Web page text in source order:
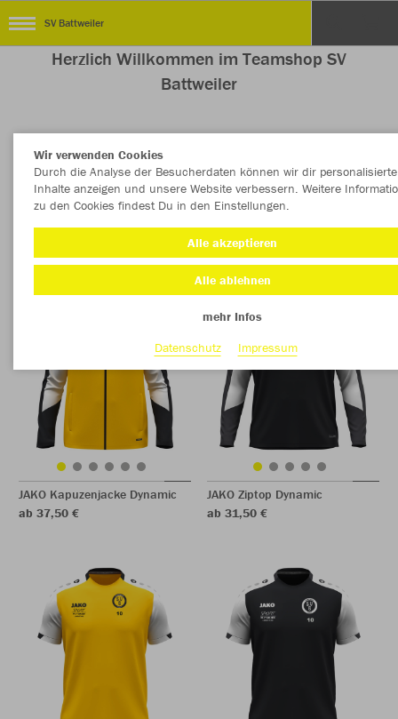
SV Battweiler
Herzlich Willkommen im Teamshop SV
Battweiler
Nachhaltig Farbe
JAKO Kapuzenjacke Dynamic
ab 37,50 €
JAKO Ziptop Dynamic
ab 31,50 €
Wir verwenden Cookies
Durch die Analyse der Besucherdaten können wir dir personalisierte
Inhalte anzeigen und unsere Website verbessern. Weitere
zu den Cookies findest Du in den Einstellungen.
Alle akzeptieren
Alle ablehnen
mehr Infos
Datenschutz
Impressum